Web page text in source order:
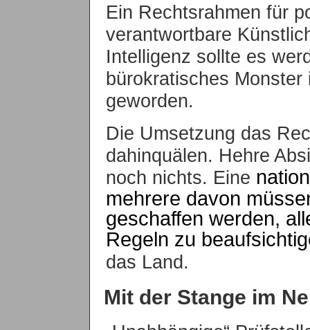
Ein Rechtsrahmen für
verantwortbare
Intelligenz sollte es
bürokratisches Monster
geworden.
Die Umsetzung das
dahinquälen. Hehre
noch nichts. Eine
mehrere davon
geschaffen werden,
Regeln zu
das Land.
Mit der Stange im